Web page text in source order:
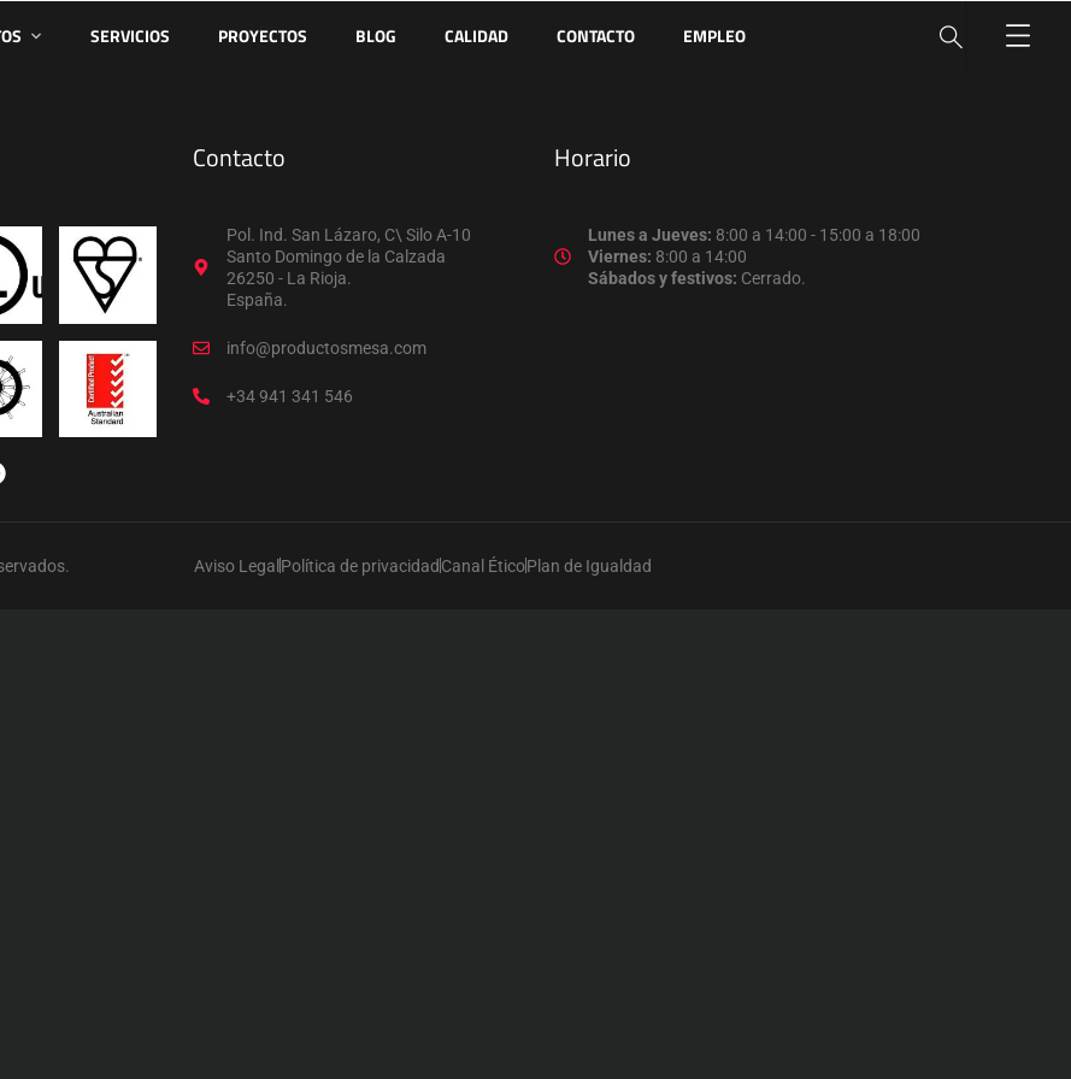
SERVICIOS PROYECTOS BLOG CALIDAD CONTACTO EMPLEO
Contacto
Pol. Ind. San Lázaro, C\ Silo A-10
Santo Domingo de la Calzada
26250 - La Rioja.
España.
info@productosmesa.com
+34 941 341 546
Horario
Lunes a Jueves: 8:00 a 14:00 - 15:00 a 18:00
Viernes: 8:00 a 14:00
Sábados y festivos: Cerrado.
Aviso Legal Política de privacidad Canal ÉticoPlan de Igualdad